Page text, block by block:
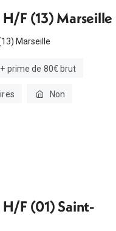
F (13) Marseille
Marseille
prime de 80€ brut
Non
F (01) Saint-